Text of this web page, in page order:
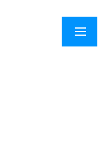
×
Menu